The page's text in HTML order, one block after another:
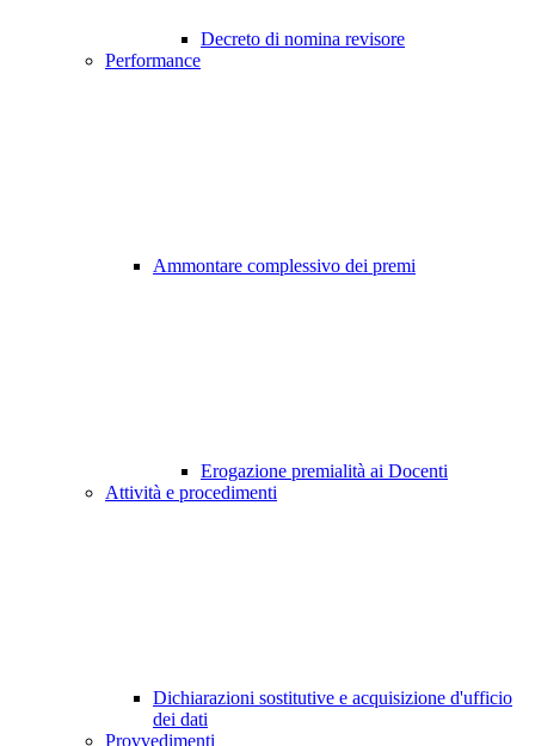
Decreto di nomina revisore
Performance
Ammontare complessivo dei premi
Erogazione premialità ai Docenti
Attività e procedimenti
Dichiarazioni sostitutive e acquisizione d'ufficio
dei dati
Provvedimenti